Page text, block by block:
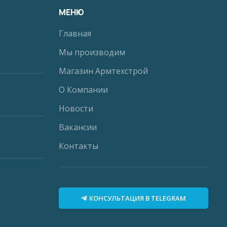
МЕНЮ
Главная
Мы производим
Магазин Армтехстрой
О Компании
Новости
Вакансии
Контакты
КОНСУЛЬТАЦИЯ В TELEGRAM